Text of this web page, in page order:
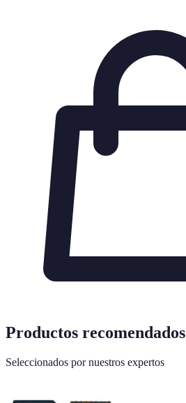
Productos recomendados
Seleccionados por nuestros expertos